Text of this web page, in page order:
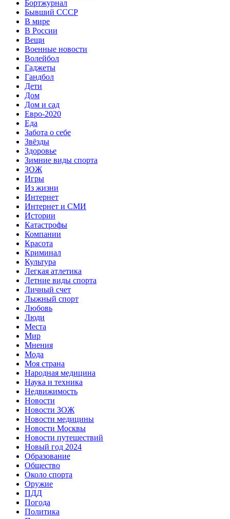
Бортжурнал
Бывший СССР
В мире
В России
Вещи
Военные новости
Волейбол
Гаджеты
Гандбол
Дети
Дом
Дом и сад
Евро-2020
Еда
Забота о себе
Звёзды
Здоровье
Зимние виды спорта
ЗОЖ
Игры
Из жизни
Интернет
Интернет и СМИ
Истории
Катастрофы
Компании
Красота
Криминал
Культура
Легкая атлетика
Летние виды спорта
Личный счет
Лыжный спорт
Любовь
Люди
Места
Мир
Мнения
Мода
Моя страна
Народная медицина
Наука и техника
Недвижимость
Новости
Новости ЗОЖ
Новости медицины
Новости Москвы
Новости путешествий
Новый год 2024
Образование
Общество
Около спорта
Оружие
ПДД
Погода
Политика